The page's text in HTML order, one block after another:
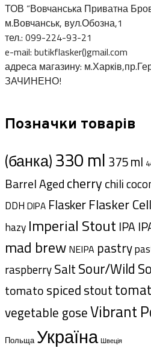
ТОВ “Вовчанська Приватна
м.Вовчанськ, вул.Обозна,1
тел.: 099-224-93-21
e-mail: butikflasker()gmail.com
адреса магазину:
ЗАЧИНЕНО!
Позначки товарів
(банка)330 ml 375 ml
Barrel Agedcherrychili
DDH DIPA FlaskerFlasker
hazy Imperial Stout IPA
mad brew NEIPA pastry
raspberrySaltSour/Wild
tomatospicedstout
vegetable goseVibrant
Польща Україна Швеція